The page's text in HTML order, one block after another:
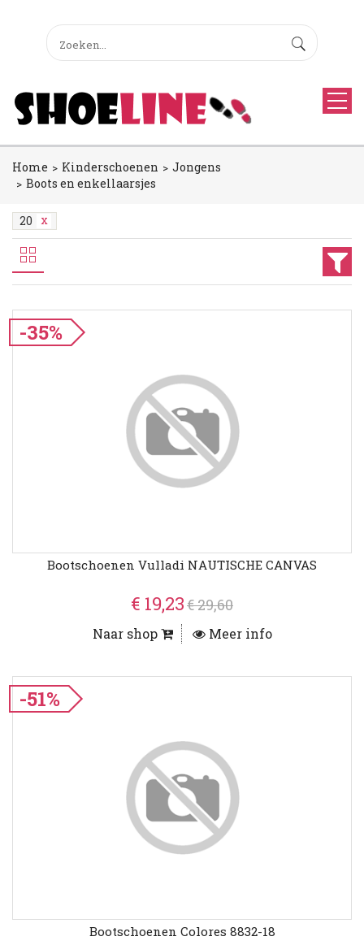
Home Kinderschoenen
Jongens
Boots en enkellaarsjes
20
-35%
Bootschoenen Vulladi NAUTISCHE CANVAS
€ 19,23€ 29,60
Naar shop Meer info
-51%
Bootschoenen Colores 8832-18